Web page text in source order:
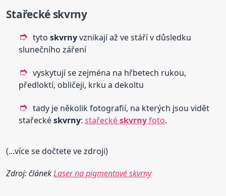
Stařecké skvrny
tytoskvrnyvznikají až ve stáří v důsledku
slunečního záření
vyskytují se zejména na hřbetech rukou,
předloktí, obličeji, krku a dekoltu
tady je několik fotografií, na kterých jsou vidět
stařeckéskvrny:stařeckéskvrnyfoto.
(...více se dočtete ve zdroji)
Zdroj: článekLaser na pigmentové skvrny